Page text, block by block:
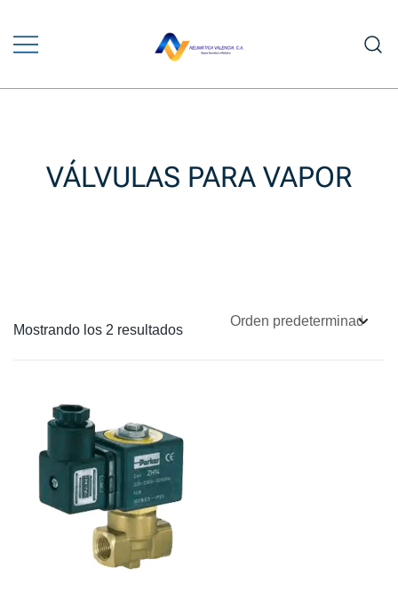
contenido
VÁLVULAS PARA VAPOR
Mostrando los 2 resultados